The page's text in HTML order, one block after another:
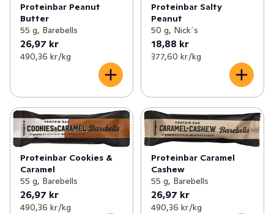
Proteinbar Peanut
Butter
55 g, Barebells
26,97 kr
490,36 kr /kg
Proteinbar Salty
Peanut
50 g, Nick´s
18,88 kr
377,60 kr /kg
Proteinbar Cookies &
Caramel
55 g, Barebells
26,97 kr
490,36 kr /kg
Proteinbar Caramel
Cashew
55 g, Barebells
26,97 kr
490,36 kr /kg